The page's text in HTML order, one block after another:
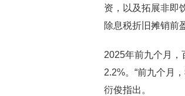
资，以及拓展非即
除息税折旧摊销前
2025年前九个月，
2.2%。“前九个月
衍俊指出。